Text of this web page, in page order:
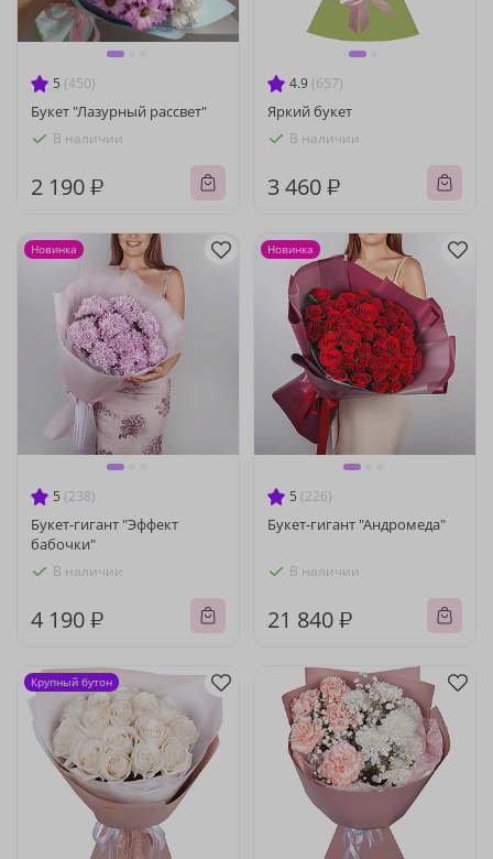
5 (450)
Букет "Лазурный рассвет"
В наличии
2 190 ₽
4.9 (657)
Яркий букет
В наличии
3 460 ₽
5 (238)
Букет-гигант "Эффект
бабочки"
В наличии
4 190 ₽
Новинка
5 (226)
Букет-гигант "Андромеда"
В наличии
21 840 ₽
Новинка
Крупный бутон